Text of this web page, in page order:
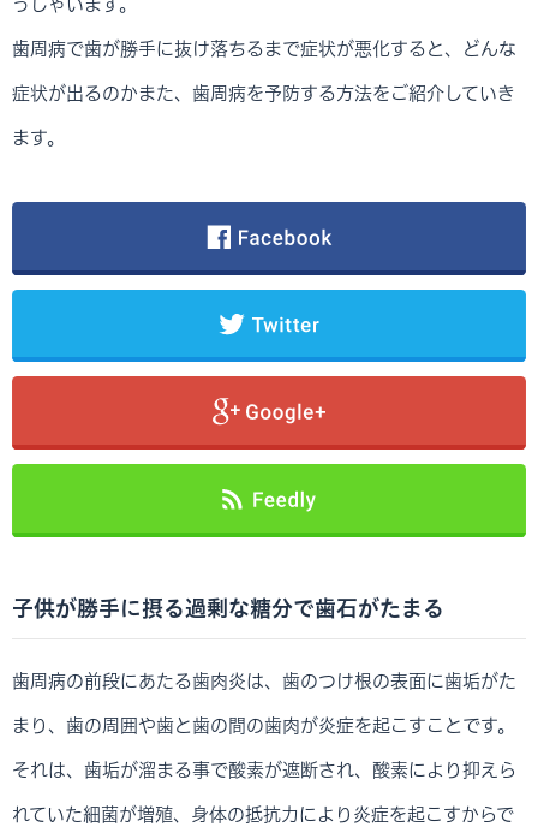
歯周病で歯が勝手に抜け落ちるまで症状が悪化すると、どんな
症状が出るのかまた、歯周病を予防する方法をご紹介していき
ます。
子供が勝手に摂る過剰な糖分で歯石がたまる
歯周病の前段にあたる歯肉炎は、歯のつけ根の表面に歯垢がた
まり、歯の周囲や歯と歯の間の歯肉が炎症を起こすことです。
それは、歯垢が溜まる事で酸素が遮断され、酸素により抑えら
れていた細菌が増殖、身体の抵抗力により炎症を起こすからで